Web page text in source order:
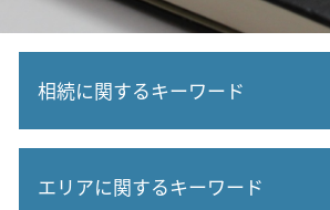
相続に関するキーワード
相続対策 贈与
エリアに関するキーワード